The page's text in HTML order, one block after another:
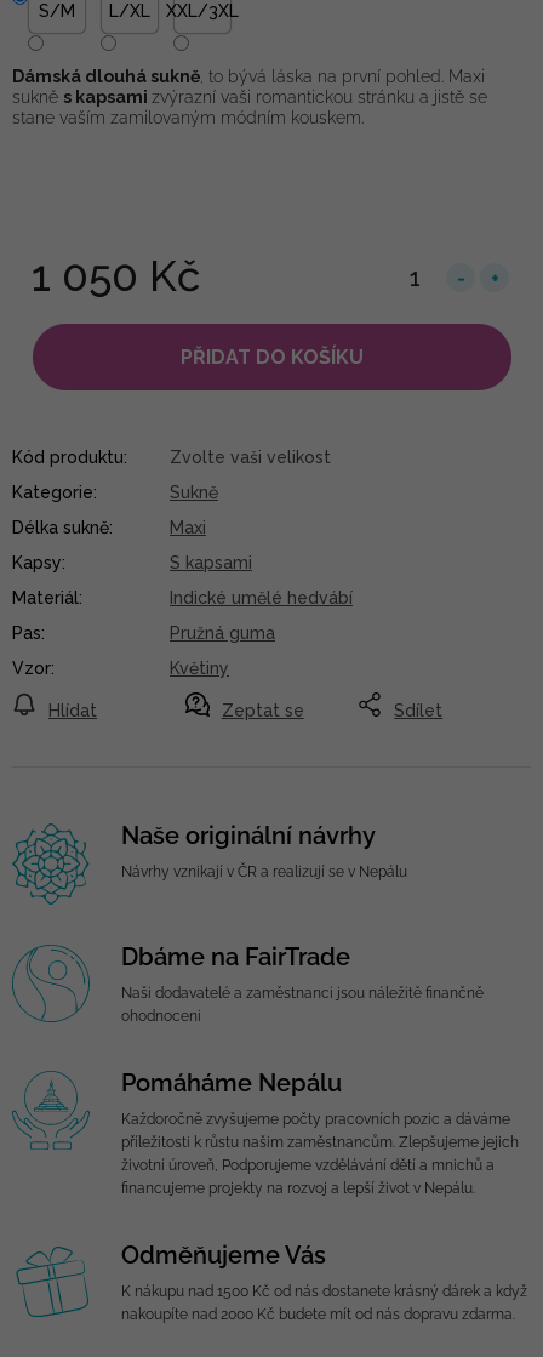
1 050 Kč
PŘIDAT DO KOŠÍKU
S/M L/XL XXL/3XL
Dámská dlouhá sukně , to bývá láska na první pohled. Maxi
sukně s kapsami zvýrazní vaši romantickou stránku a jistě se
stane vaším zamilovaným módním kouskem.
Zeptat se
Hlídat Sdílet
Kód produktu:
Zvolte vaši velikost
Kategorie:
Sukně
Délka sukně:
Maxi
Kapsy:
S kapsami
Materiál:
Indické umělé hedvábí
Pas:
Pružná guma
Vzor: Květiny
Naše originální návrhy
Návrhy vznikají v ČR a realizují se v Nepálu
Dbáme na FairTrade
Naši dodavatelé a zaměstnanci jsou náležitě finančně
ohodnoceni
Pomáháme Nepálu
Každoročně zvyšujeme počty pracovních pozic a dáváme
příležitosti k růstu našim zaměstnancům. Zlepšujeme jejich
životní úroveň, Podporujeme vzdělávání dětí a mnichů a
financujeme projekty na rozvoj a lepší život v Nepálu.
Odměňujeme Vás
K nákupu nad 1500 Kč od nás dostanete krásný dárek a když
nakoupíte nad 2000 Kč budete mít od nás dopravu zdarma.